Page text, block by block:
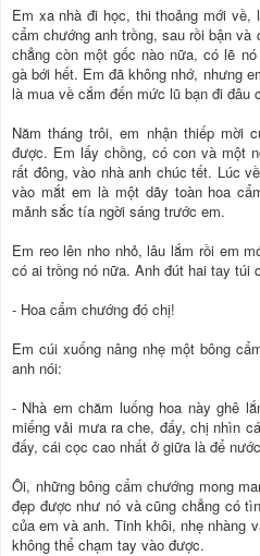
Em xa nhà đi học, thi thoảng mới về,
cẩm chướng anh trồng, sau rồi bận
chẳng còn một gốc nào nữa, có lẽ
gà bới hết. Em đã không nhớ, nhưng
là mua về cắm đến mức lũ bạn đi đâu
Năm tháng trôi, em nhận thiếp mời
được. Em lấy chồng, có con và một
rất đông, vào nhà anh chúc tết. Lúc
vào mắt em là một dãy toàn hoa
mảnh sắc tía ngời sáng trước em.
Em reo lên nho nhỏ, lâu lắm rồi em
có ai trồng nó nữa. Anh đút hai tay túi
- Hoa cẩm chướng đó chị!
Em cúi xuống nâng nhẹ một bông
anh nói:
- Nhà em chăm luống hoa này ghê
miếng vải mưa ra che, đấy, chị nhìn
đấy, cái cọc cao nhất ở giữa là để
Ôi, những bông cẩm chướng mong
đẹp được như nó và cũng chẳng có
của em và anh. Tinh khôi, nhẹ nhàng
không thể chạm tay vào được.